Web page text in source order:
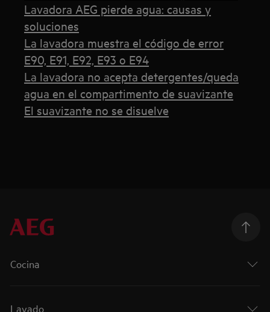
Lavadora AEG pierde agua: causas y
soluciones
La lavadora muestra el código de error
E90, E91, E92, E93 o E94
La lavadora no acepta detergentes/queda
agua en el compartimento de suavizante
El suavizante no se disuelve
Cocina
Lavado